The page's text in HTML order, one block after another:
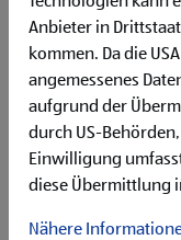
Flexibilität für
Samstag)
Begeisterung im
Freude an der
Bereitschaft zu
freundlich im
angenehme
Anbieter in
kommen. Da die
angemessenes
aufgrund der
durch US-
Einwilligung
diese Übermittlung
Nähere